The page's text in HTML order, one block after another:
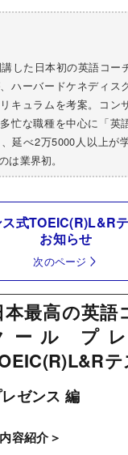
した日本初の英語コー
ハーバードケネディス
キュラムを考案。コン
忙な職種を中心に「英
延べ2万5000人以上が
は業界初。
式TOEIC(R)L&R
お知らせ
次のページ
本最高の英語
ール プ
ゼンス 編
容紹介＞